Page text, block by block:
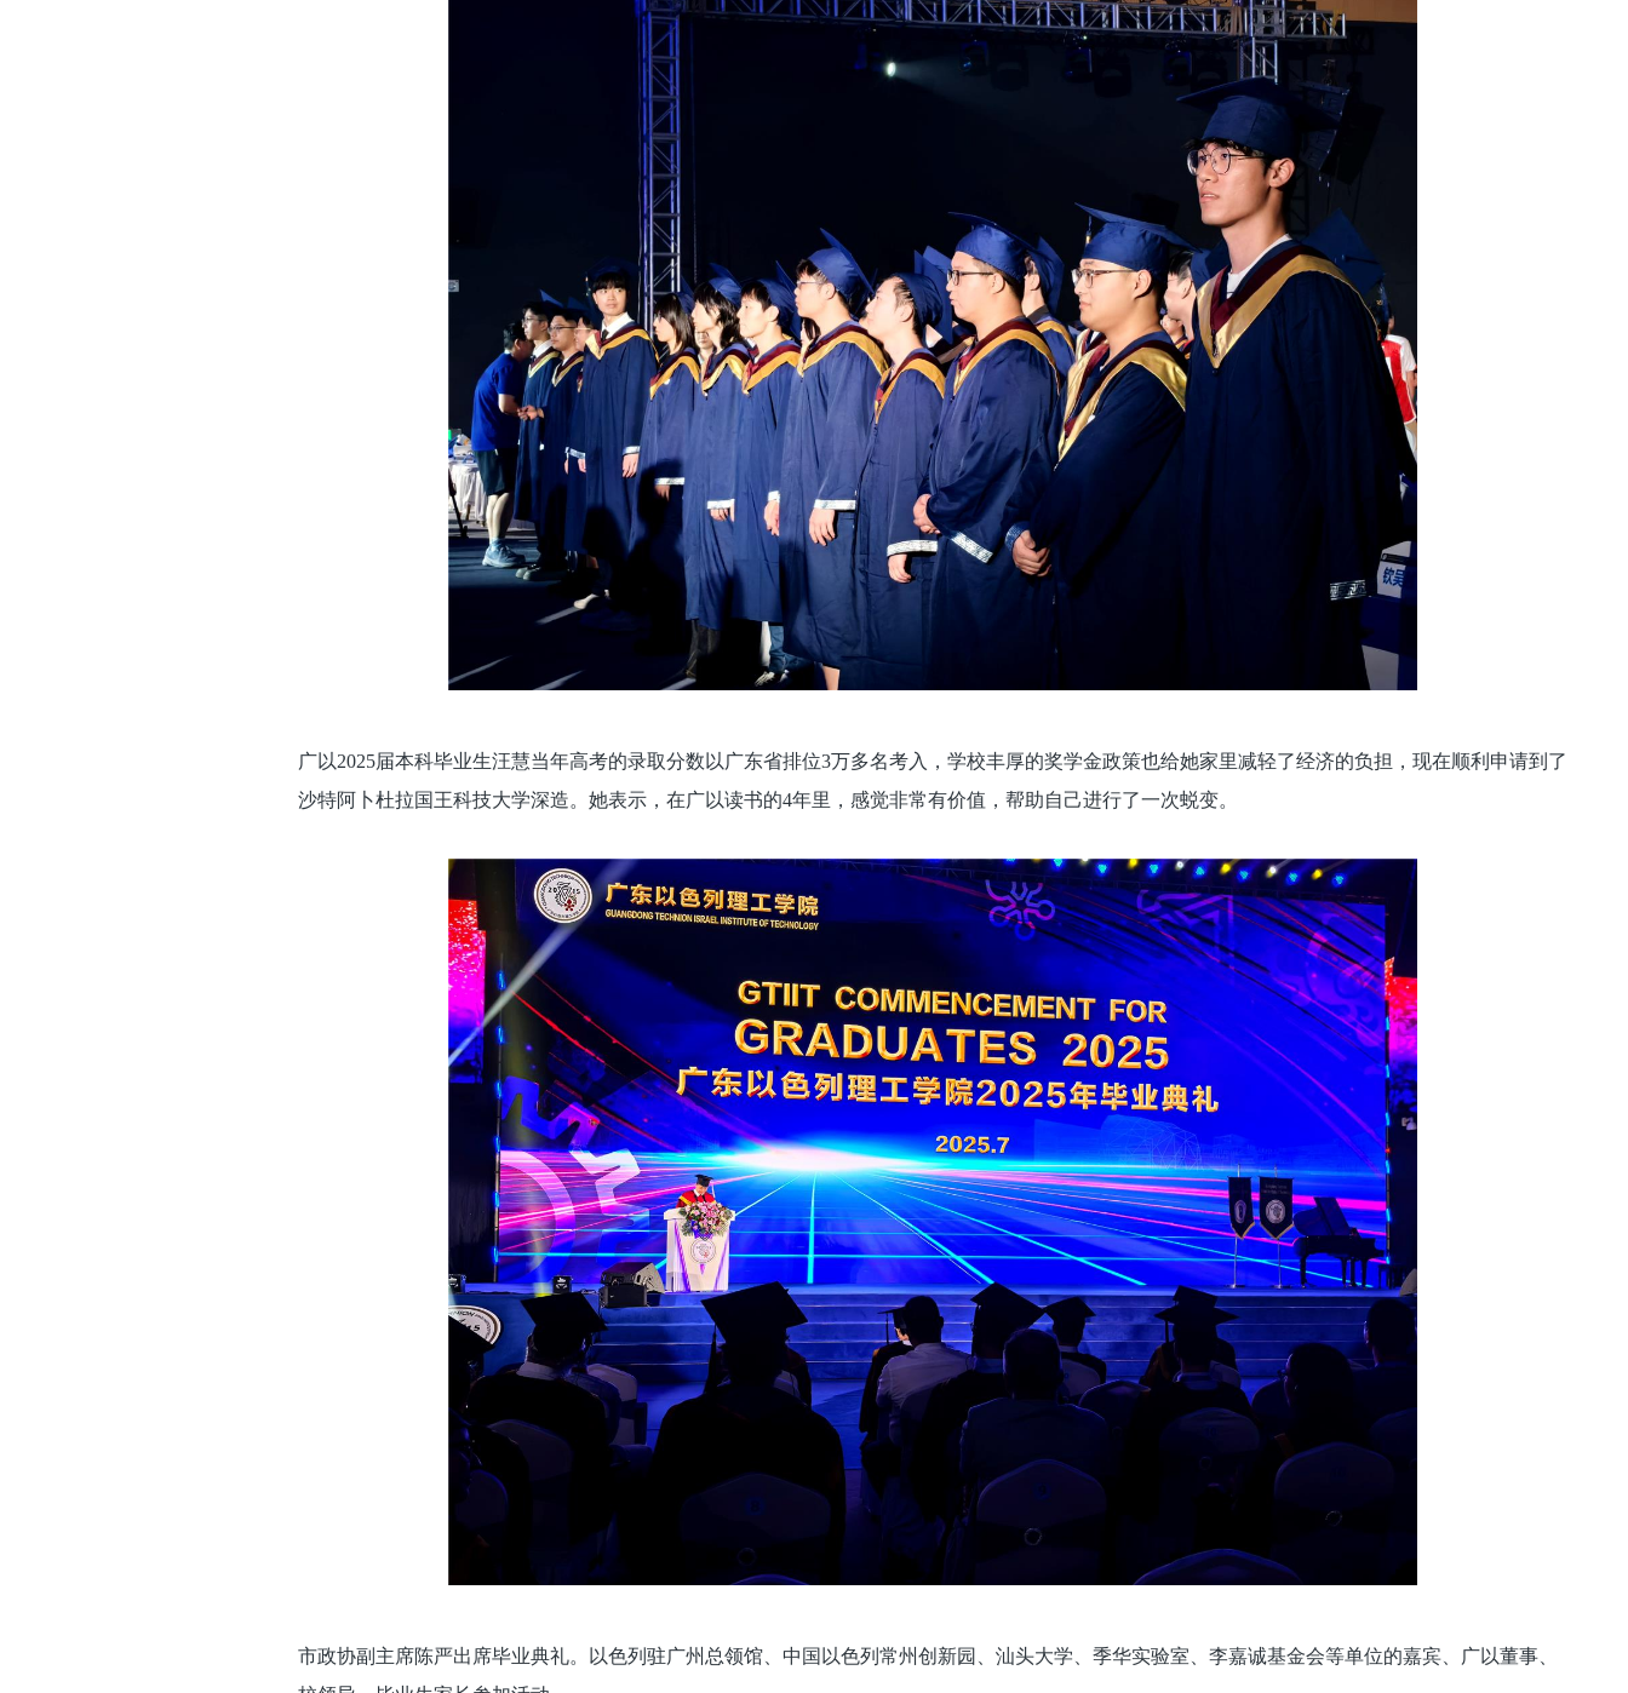
广以2025届本科毕业生汪慧当年高考的录取分数以广东省排位3万多名考入，学校丰厚的奖学金政策也给她家里减轻了经济的负担，现在顺利申请到了
沙特阿卜杜拉国王科技大学深造。她表示，在广以读书的4年里，感觉非常有价值，帮助自己进行了一次蜕变。
市政协副主席陈严出席毕业典礼。以色列驻广州总领馆、中国以色列常州创新园、汕头大学、季华实验室、李嘉诚基金会等单位的嘉宾、广以董事、